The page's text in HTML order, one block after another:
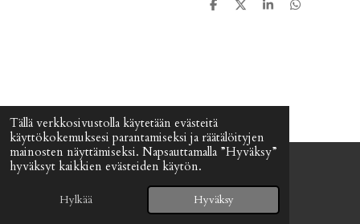
Tällä verkkosivustolla käytetään evästeitä
käyttökokemuksesi parantamiseksi ja räätälöityjen
mainosten näyttämiseksi. Napsauttamalla ”Hyväksy”
hyväksyt kaikkien evästeiden käytön.
Hylkää Hyväksy
J
J
J
J
© 2024 - 2026 Signefia
Webador